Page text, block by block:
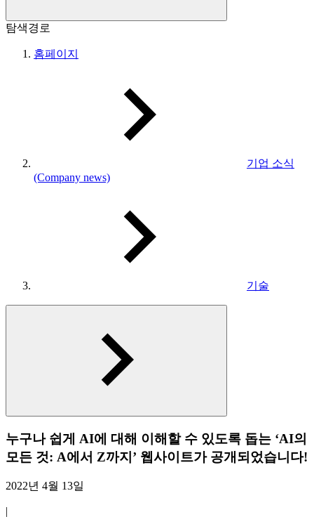
탐색경로
홈페이지
기업 소식
(Company news)
기술
누구나 쉽게 AI에 대해 이해할 수 있도록 돕는 ‘AI의
모든 것: A에서 Z까지’ 웹사이트가 공개되었습니다!
2022년 4월 13일
|